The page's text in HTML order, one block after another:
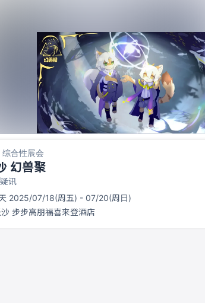
综合性展会
幻兽聚
讯
2025/07/18(周五) - 07/20(周日)
步步高朋福喜来登酒店